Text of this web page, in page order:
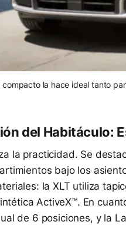
compacto la hace ideal tanto
del Habitáculo:
la practicidad. Se
bajo los
la XLT utiliza
ActiveX™. En
de 6 posiciones, y la